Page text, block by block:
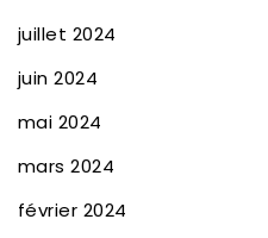
juillet 2024
juin 2024
mai 2024
mars 2024
février 2024